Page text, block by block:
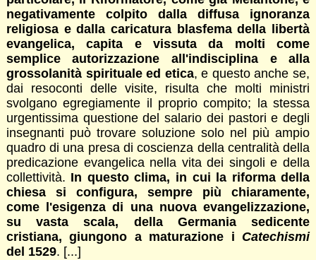
negativamente colpito dalla diffusa ignoranza
religiosa e dalla caricatura blasfema della libertà
evangelica, capita e vissuta da molti come
semplice autorizzazione all'indisciplina e alla
grossolanità spirituale ed etica, e questo anche se,
dai resoconti delle visite, risulta che molti ministri
svolgano egregiamente il proprio compito; la stessa
urgentissima questione del salario dei pastori e degli
insegnanti può trovare soluzione solo nel più ampio
quadro di una presa di coscienza della centralità della
predicazione evangelica nella vita dei singoli e della
collettività. In questo clima, in cui la riforma della
chiesa si configura, sempre più chiaramente,
come l'esigenza di una nuova evangelizzazione,
su vasta scala, della Germania sedicente
cristiana, giungono a maturazione i Catechismi
del 1529. [...]